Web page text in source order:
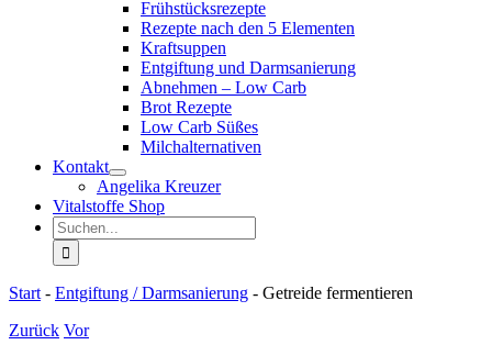
Frühstücksrezepte
Rezepte nach den 5 Elementen
Kraftsuppen
Entgiftung und Darmsanierung
Abnehmen – Low Carb
Brot Rezepte
Low Carb Süßes
Milchalternativen
Kontakt
Angelika Kreuzer
Vitalstoffe Shop
Suche
nach:
Start - Entgiftung / Darmsanierung - Getreide fermentieren
Zurück Vor